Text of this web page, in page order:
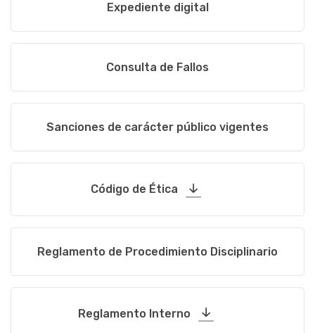
Expediente digital
Consulta de Fallos
Sanciones de carácter público vigentes
Código de Ética
Reglamento de Procedimiento Disciplinario
Reglamento Interno